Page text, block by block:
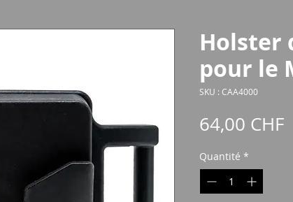
Holster
pour le
SKU : CAA4000
64,00 CHF
Quantité *